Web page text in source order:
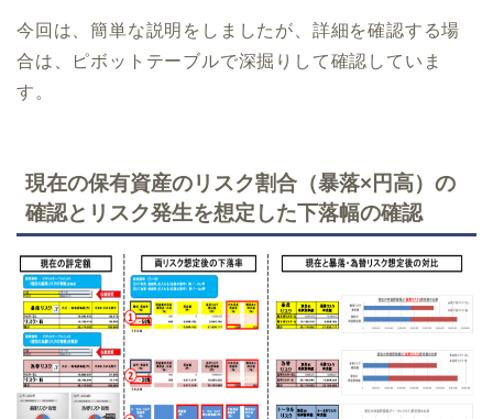
今回は、簡単な説明をしましたが、詳細を確認する場
合は、ピボットテーブルで深掘りして確認していま
す。
現在の保有資産のリスク割合（暴落×円高）の
確認とリスク発生を想定した下落幅の確認